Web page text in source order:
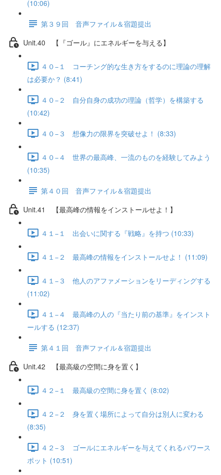
(10:06)
第３９回 音声ファイル＆宿題提出
Unit.40 【『ゴール』にエネルギーを与える】
４０−１ コーチング的な生き方をするのに理論の理解
は必要か？ (8:41)
４０−２ 自分自身の成功の理論（哲学）を構築する
(10:42)
４０−３ 想像力の限界を突破せよ！ (8:33)
４０−４ 世界の最高峰、一流のものを経験してみよう
(10:35)
第４０回 音声ファイル＆宿題提出
Unit.41 【最高峰の情報をインストールせよ！】
４１−１ 出会いに関する『戦略』を持つ (10:33)
４１−２ 最高峰の情報をインストールせよ！ (11:09)
４１−３ 他人のアファメーションをリーディングする
(11:02)
４１−４ 最高峰の人の『当たり前の基準』をインスト
ールする (12:37)
第４１回 音声ファイル＆宿題提出
Unit.42 【最高級の空間に身を置く】
４２−１ 最高級の空間に身を置く (8:02)
４２−２ 身を置く場所によって自分は別人に変わる
(8:35)
４２−３ ゴールにエネルギーを与えてくれるパワース
ポット (10:51)